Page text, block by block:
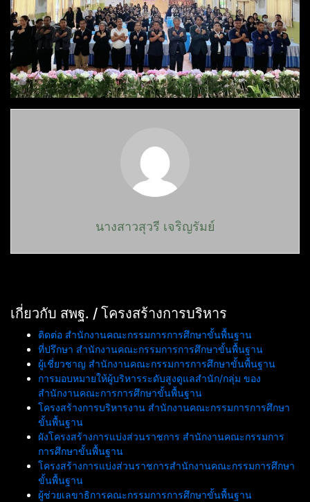
นางสาวสุวรี เจริญรัมย์
เกี่ยวกับ สพฐ. / โครงสร้างการบริหาร
ติดต่อ สำนักงานคณะกรรมการการศึกษาขั้นพื้นฐาน
ที่ปรึกษา สำนักงานคณะกรรมการการศึกษาขั้นพื้นฐาน
ผู้เชี่ยวชาญ สำนักงานคณะกรรมการการศึกษาขั้นพื้นฐาน
การมอบหมายให้ผู้บริหารระดับสูงดูแลสำนัก/กลุ่ม ของ
สำนักงานคณะการการศึกษาขั้นพื้นฐาน
โครงสร้างการบริหารงาน สำนักงานคณะกรรมการการศึกษา
ขั้นพื้นฐาน
ผังโครงสร้างการแบ่งส่วนราชการ สำนักงานคณะกรรมการ
การศึกษาขั้นพื้นฐาน
โครงสร้างการแบ่งส่วนราชการสำนักงานคณะกรรมการศึกษา
ขั้นพื้นฐาน
ผู้ช่วยเลขาธิการคณะกรรมการการศึกษาขั้นพื้นฐาน